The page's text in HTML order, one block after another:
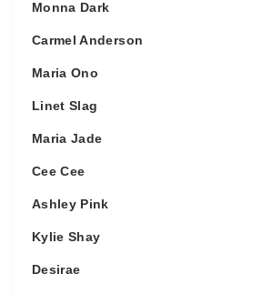
Monna Dark
Carmel Anderson
Maria Ono
Linet Slag
Maria Jade
Cee Cee
Ashley Pink
Kylie Shay
Desirae